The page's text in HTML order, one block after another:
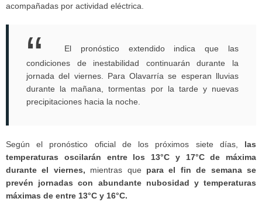
acompañadas por actividad eléctrica.
El pronóstico extendido indica que las
condiciones de inestabilidad continuarán durante la
jornada del viernes. Para Olavarría se esperan lluvias
durante la mañana, tormentas por la tarde y nuevas
precipitaciones hacia la noche.
Según el pronóstico oficial de los próximos siete días, las
temperaturas oscilarán entre los 13°C y 17°C de máxima
durante el viernes, mientras que para el fin de semana se
prevén jornadas con abundante nubosidad y temperaturas
máximas de entre 13°C y 16°C.